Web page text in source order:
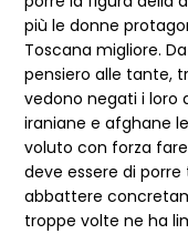
più le donne
Toscana migliore.
pensiero alle tante,
vedono negati i loro
iraniane e afghane
voluto con forza
deve essere di
abbattere
troppe volte ne ha